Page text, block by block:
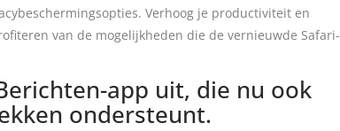
Verhoog je productiviteit en
van de mogelijkheden die de vernieuwde Safari-
app uit, die nu ook
ondersteunt.